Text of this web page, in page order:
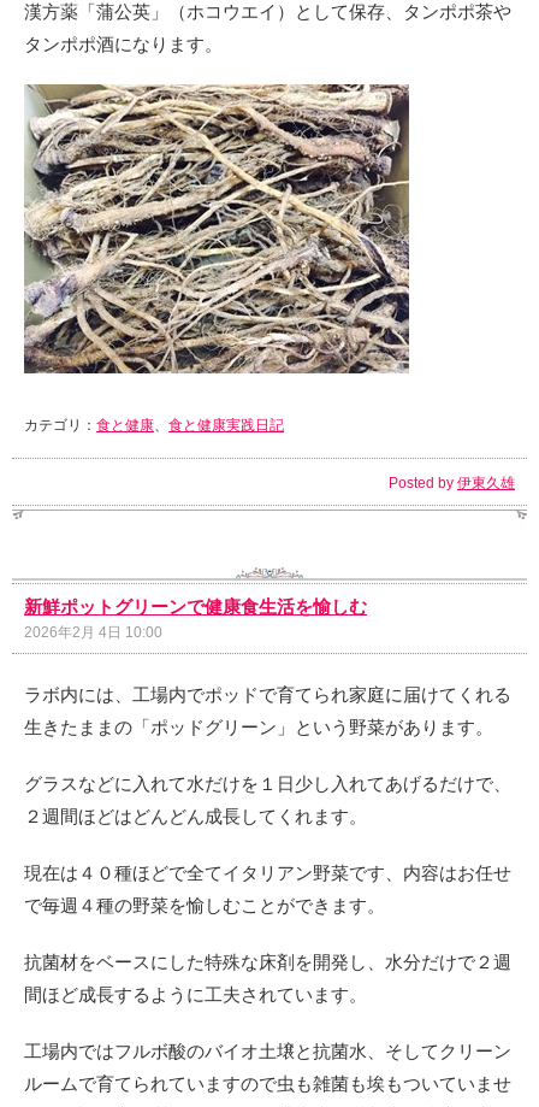
漢方薬「蒲公英」（ホコウエイ）として保存、タンポポ茶や
タンポポ酒になります。
カテゴリ： 食と健康、 食と健康実践日記
Posted by 伊東久雄
新鮮ポットグリーンで健康食生活を愉しむ
2026年2月 4日 10:00
ラボ内には、工場内でポッドで育てられ家庭に届けてくれる
生きたままの「ポッドグリーン」という野菜があります。
グラスなどに入れて水だけを１日少し入れてあげるだけで、
２週間ほどはどんどん成長してくれます。
現在は４０種ほどで全てイタリアン野菜です、内容はお任せ
で毎週４種の野菜を愉しむことができます。
抗菌材をベースにした特殊な床剤を開発し、水分だけで２週
間ほど成長するように工夫されています。
工場内ではフルボ酸のバイオ土壌と抗菌水、そしてクリーン
ルームで育てられていますので虫も雑菌も埃もついていませ